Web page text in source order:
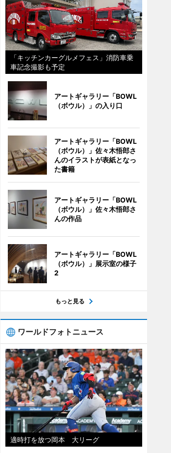
「キッチンカーグルメフェス」消防車乗
車記念撮影も予定
アートギャラリー「BOWL
（ボウル）」の入り口
アートギャラリー「BOWL
（ボウル）」佐々木悟郎さ
んのイラストが表紙となっ
た書籍
アートギャラリー「BOWL
（ボウル）」佐々木悟郎さ
んの作品
アートギャラリー「BOWL
（ボウル）」展示室の様子
2
もっと見る
ワールドフォトニュース
適時打を放つ岡本 大リーグ